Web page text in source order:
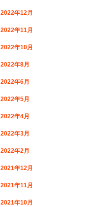
2022年12月
2022年11月
2022年10月
2022年8月
2022年6月
2022年5月
2022年4月
2022年3月
2022年2月
2021年12月
2021年11月
2021年10月